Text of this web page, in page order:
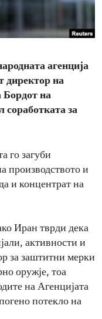
агенција
директор на
на
соработката за
го загуби
производството и
и концентрат на
Иран тврди дека
активности и
за заштитни мерки
оружје, тоа
на Агенцијата
потекло на